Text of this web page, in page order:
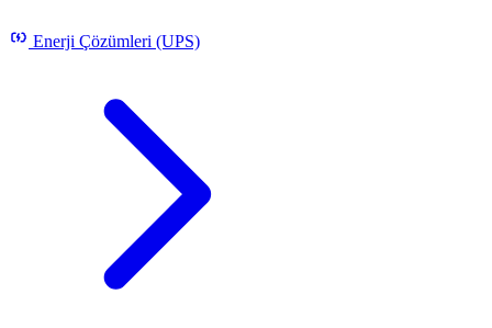
Enerji Çözümleri (UPS)